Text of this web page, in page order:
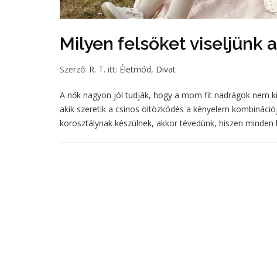
Milyen felsőket viseljünk
Szerző: R. T. itt: Életmód, Divat
A nők nagyon jól tudják, hogy a mom fit nadrágok nem
akik szeretik a csinos öltözködés a kényelem
korosztálynak készülnek, akkor tévedünk, hiszen minden